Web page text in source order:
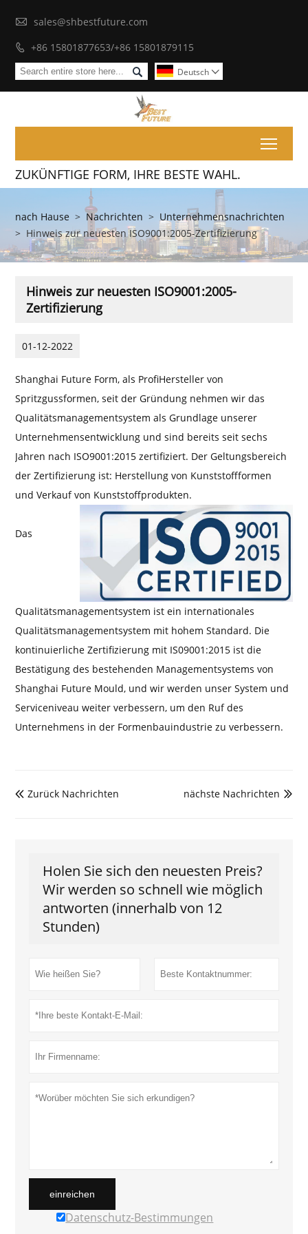
 sales@shbestfuture.com
 +86 15801877653/+86 15801879115
 Deutsch 
ZUKÜNFTIGE FORM, IHRE BESTE WAHL.
nach Hause > Nachrichten > Unternehmensnachrichten
> Hinweis zur neuesten ISO9001:2005-Zertifizierung
Hinweis zur neuesten ISO9001:2005-
Zertifizierung
01-12-2022
Shanghai Future Form, als ProfiHersteller von
Spritzgussformen, seit der Gründung nehmen wir das
Qualitätsmanagementsystem als Grundlage unserer
Unternehmensentwicklung und sind bereits seit sechs
Jahren nach ISO9001:2015 zertifiziert. Der Geltungsbereich
der Zertifizierung ist: Herstellung von Kunststoffformen
und Verkauf von Kunststoffprodukten.
Das
Qualitätsmanagementsystem ist ein internationales
Qualitätsmanagementsystem mit hohem Standard. Die
kontinuierliche Zertifizierung mit IS09001:2015 ist die
Bestätigung des bestehenden Managementsystems von
Shanghai Future Mould, und wir werden unser System und
Serviceniveau weiter verbessern, um den Ruf des
Unternehmens in der Formenbauindustrie zu verbessern.
 Zurück Nachrichten 
nächste Nachrichten
Holen Sie sich den neuesten Preis?
Wir werden so schnell wie möglich
antworten (innerhalb von 12
Stunden)
einreichen
Datenschutz-Bestimmungen